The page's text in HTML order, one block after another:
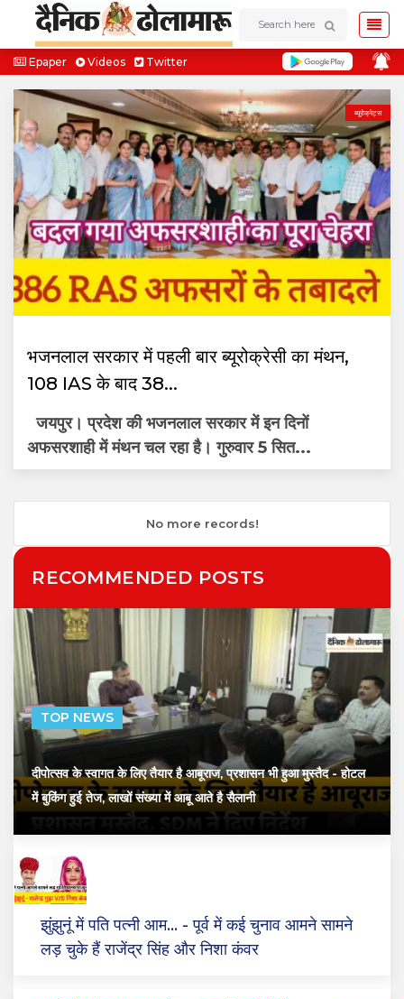
Epaper Videos Twitter
ब्यूरोक्रेट्स
भजनलाल सरकार में पहली बार ब्यूरोक्रेसी का मंथन,
108 IAS के बाद 38...
जयपुर। प्रदेश की भजनलाल सरकार में इन दिनों
अफसरशाही में मंथन चल रहा है। गुरुवार 5 सित...
No more records!
RECOMMENDED POSTS
TOP NEWS
दीपोत्सव के स्वागत के लिए तैयार है आबूराज, प्रशासन भी हुआ मुस्तैद- होटल
में बुकिंग हुई तेज, लाखों संख्या में आबू आते है सैलानी
झुंझुनूं में पति पत्नी आम... - पूर्व में कई चुनाव आमने सामने
लड़ चुके हैं राजेंद्र सिंह और निशा कंवर